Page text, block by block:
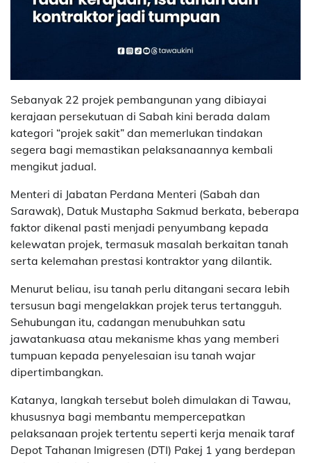
Sebanyak 22 projek pembangunan yang dibiayai
kerajaan persekutuan di Sabah kini berada dalam
kategori “projek sakit” dan memerlukan tindakan
segera bagi memastikan pelaksanaannya kembali
mengikut jadual.
Menteri di Jabatan Perdana Menteri (Sabah dan
Sarawak), Datuk Mustapha Sakmud berkata, beberapa
faktor dikenal pasti menjadi penyumbang kepada
kelewatan projek, termasuk masalah berkaitan tanah
serta kelemahan prestasi kontraktor yang dilantik.
Menurut beliau, isu tanah perlu ditangani secara lebih
tersusun bagi mengelakkan projek terus tertangguh.
Sehubungan itu, cadangan menubuhkan satu
jawatankuasa atau mekanisme khas yang memberi
tumpuan kepada penyelesaian isu tanah wajar
dipertimbangkan.
Katanya, langkah tersebut boleh dimulakan di Tawau,
khususnya bagi membantu mempercepatkan
pelaksanaan projek tertentu seperti kerja menaik taraf
Depot Tahanan Imigresen (DTI) Pakej 1 yang berdepan